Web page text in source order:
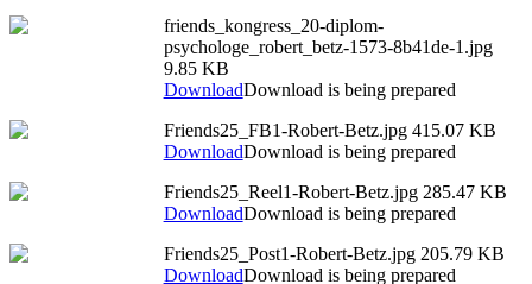
friends_kongress_20-diplom-
psychologe_robert_betz-1573-8b41de-1.jpg
9.85 KB
DownloadDownload is being prepared
Friends25_FB1-Robert-Betz.jpg 415.07 KB
DownloadDownload is being prepared
Friends25_Reel1-Robert-Betz.jpg 285.47 KB
DownloadDownload is being prepared
Friends25_Post1-Robert-Betz.jpg 205.79 KB
DownloadDownload is being prepared